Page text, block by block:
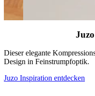
Dieser elegante
Design in Feinstrumpfoptik.
Juzo Inspiration entdecken